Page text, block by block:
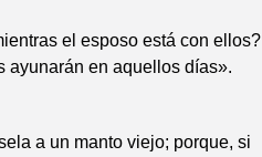
el esposo está con ellos?
ayunarán en aquellos días».
a un manto viejo; porque, si